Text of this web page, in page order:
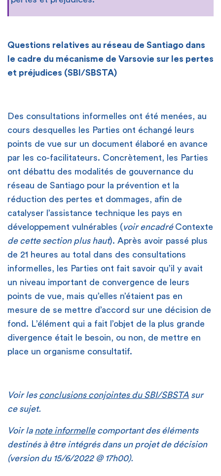
Questions relatives au réseau de Santiago dans
le cadre du mécanisme de Varsovie sur les pertes
et préjudices (SBI/SBSTA)
Des consultations informelles ont été menées, au
cours desquelles les Parties ont échangé leurs
points de vue sur un document élaboré en avance
par les co-facilitateurs. Concrètement, les Parties
ont débattu des modalités de gouvernance du
réseau de Santiago pour la prévention et la
réduction des pertes et dommages, afin de
catalyser l’assistance technique les pays en
développement vulnérables (voir encadré Contexte
de cette section plus haut). Après avoir passé plus
de 21 heures au total dans des consultations
informelles, les Parties ont fait savoir qu’il y avait
un niveau important de convergence de leurs
points de vue, mais qu’elles n’étaient pas en
mesure de se mettre d’accord sur une décision de
fond. L’élément qui a fait l’objet de la plus grande
divergence était le besoin, ou non, de mettre en
place un organisme consultatif.
Voir les conclusions conjointes du SBI/SBSTA sur
ce sujet.
Voir la note informellecomportant des éléments
destinés à être intégrés dans un projet de décision
(version du 15/6/2022 @ 17h00).